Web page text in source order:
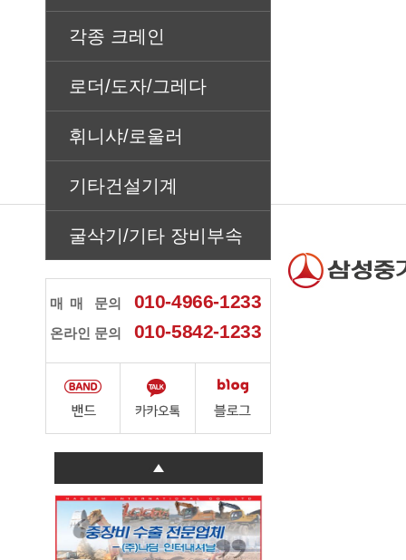
각종 크레인
로더/도자/그레다
휘니샤/로울러
기타건설기계
굴삭기/기타 장비부속
매매 문의 010-4966-1233
온라인 문의 010-5842-1233